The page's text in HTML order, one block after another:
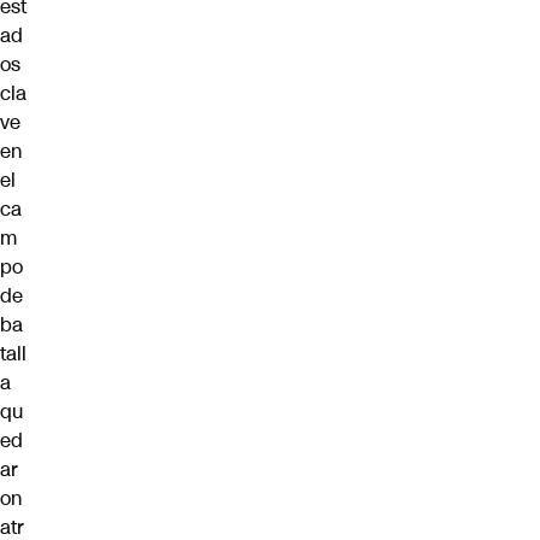
est
ad
os
cla
ve
en
el
ca
m
po
de
ba
tall
a
qu
ed
ar
on
atr